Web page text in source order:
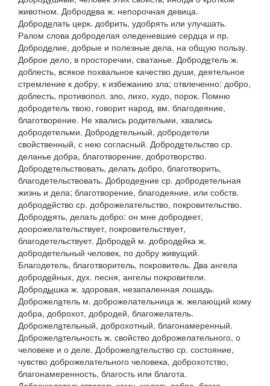
животном. Добродева ж. непорочная девица.
Доброделать церк. добрить, удобрять или улучшать.
Ралом слова доброделая оледеневшие сердца и пр.
Доброделие, добрые и полезные дела, на общую пользу.
Доброе дело, в просторечии, сватанье. Добродетель ж.
доблесть, всякое похвальное качество души, деятельное
стремление к добру, к избежанию зла; отвлеченно: добро,
доблесть, противопол. зло, лихо, худо, порок. Помню
добродетель твою, говорит народ, вм. благодеяние,
благотворение. Не хвались родительми, хвались
добродетельми. Добродетельный, добродетели
свойственный, с нею согласный. Добродетельство ср.
деланье добра, благотворение, добротворство.
Добродетельствовать, делать добро, благотворить,
благодетельствовать. Добродеяние ср. добродетельная
жизнь и дела; благотворение, благодеяние, или собств.
добродейство ср. доброжелательство, покровительство.
Добродеять, делать добро: он мне добродеет,
доорожелательствует, покровительствует,
благодетельствует. Добродей м. добродейка ж.
добродетельный человек, по добру живущий.
Благодетель, благотворитель, покровитель. Два ангела
добродейных, дух. песня, ангелы покровители.
Добродышка ж. здоровая, незапаленная лошадь.
Доброжелатель м. доброжелательница ж. желающий кому
добра, доброхот, добродей, благожелатель.
Доброжелательный, доброхотный, благонамеренный.
Доброжелательность ж. свойство доброжелательного, о
человеке и о деле. Доброжелательство ср. состояние,
чувство доброжелательного человека, доброхотство,
благонамеренность, благость или благота.